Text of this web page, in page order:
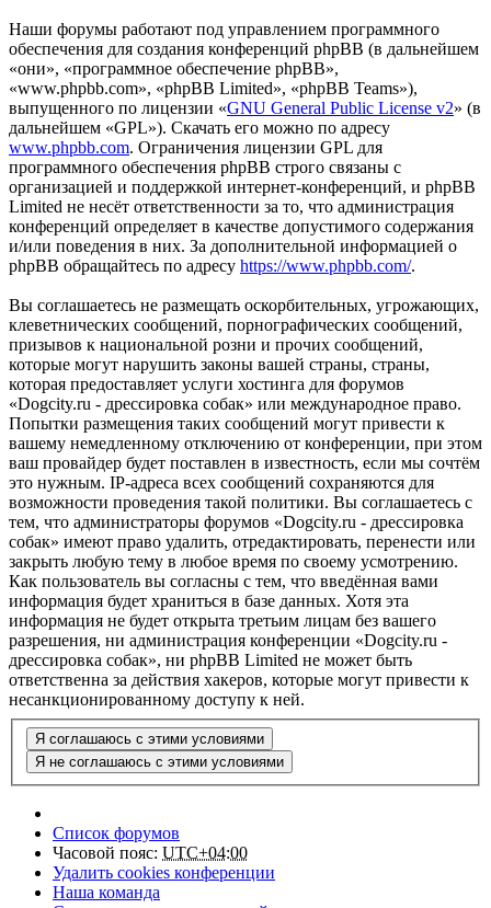
Наши форумы работают под управлением программного
обеспечения для создания конференций phpBB (в дальнейшем
«они», «программное обеспечение phpBB»,
«www.phpbb.com», «phpBB Limited», «phpBB Teams»),
выпущенного по лицензии «GNU General Public License v2» (в
дальнейшем «GPL»). Скачать его можно по адресу
www.phpbb.com. Ограничения лицензии GPL для
программного обеспечения phpBB строго связаны с
организацией и поддержкой интернет-конференций, и phpBB
Limited не несёт ответственности за то, что администрация
конференций определяет в качестве допустимого содержания
и/или поведения в них. За дополнительной информацией о
phpBB обращайтесь по адресу https://www.phpbb.com/.
Вы соглашаетесь не размещать оскорбительных, угрожающих,
клеветнических сообщений, порнографических сообщений,
призывов к национальной розни и прочих сообщений,
которые могут нарушить законы вашей страны, страны,
которая предоставляет услуги хостинга для форумов
«Dogcity.ru - дрессировка собак» или международное право.
Попытки размещения таких сообщений могут привести к
вашему немедленному отключению от конференции, при этом
ваш провайдер будет поставлен в известность, если мы сочтём
это нужным. IP-адреса всех сообщений сохраняются для
возможности проведения такой политики. Вы соглашаетесь с
тем, что администраторы форумов «Dogcity.ru - дрессировка
собак» имеют право удалить, отредактировать, перенести или
закрыть любую тему в любое время по своему усмотрению.
Как пользователь вы согласны с тем, что введённая вами
информация будет храниться в базе данных. Хотя эта
информация не будет открыта третьим лицам без вашего
разрешения, ни администрация конференции «Dogcity.ru -
дрессировка собак», ни phpBB Limited не может быть
ответственна за действия хакеров, которые могут привести к
несанкционированному доступу к ней.
Список форумов
Часовой пояс: UTC+04:00
Удалить cookies конференции
Наша команда